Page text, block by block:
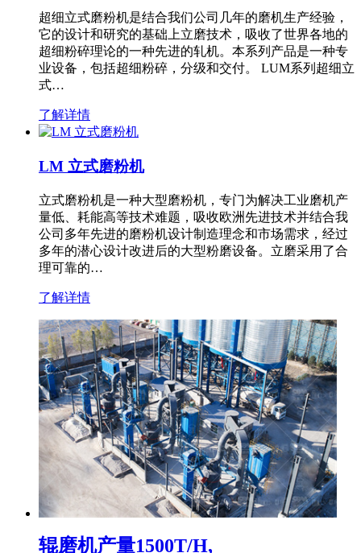
超细立式磨粉机是结合我们公司几年的磨机生产经验，
它的设计和研究的基础上立磨技术，吸收了世界各地的
超细粉碎理论的一种先进的轧机。本系列产品是一种专
业设备，包括超细粉碎，分级和交付。 LUM系列超细立
式…
了解详情
LM 立式磨粉机
立式磨粉机是一种大型磨粉机，专门为解决工业磨机产
量低、耗能高等技术难题，吸收欧洲先进技术并结合我
公司多年先进的磨粉机设计制造理念和市场需求，经过
多年的潜心设计改进后的大型粉磨设备。立磨采用了合
理可靠的…
了解详情
辊磨机产量1500T/H,